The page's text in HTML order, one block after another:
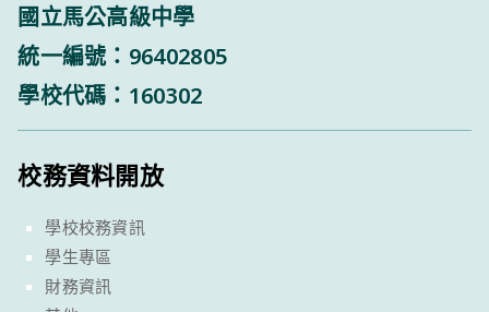
國立馬公高級中學
統一編號：96402805
學校代碼：160302
校務資料開放
學校校務資訊
學生專區
財務資訊